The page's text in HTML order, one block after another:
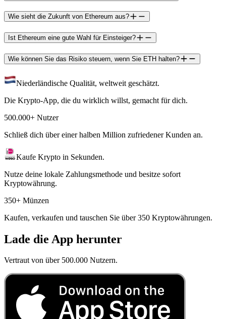
Wie sieht die Zukunft von Ethereum aus?
Ist Ethereum eine gute Wahl für Einsteiger?
Wie können Sie das Risiko steuern, wenn Sie ETH halten?
Niederländische Qualität, weltweit geschätzt.
Die Krypto-App, die du wirklich willst, gemacht für dich.
500.000+ Nutzer
Schließ dich über einer halben Million zufriedener Kunden an.
Kaufe Krypto in Sekunden.
Nutze deine lokale Zahlungsmethode und besitze sofort
Kryptowährung.
350+ Münzen
Kaufen, verkaufen und tauschen Sie über 350 Kryptowährungen.
Lade die App herunter
Vertraut von über 500.000 Nutzern.